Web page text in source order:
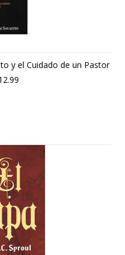
y el Cuidado de un Pastor